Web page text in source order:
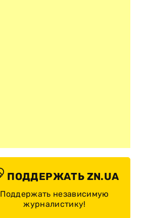
ПОДДЕРЖАТЬ ZN.UA
Поддержать независимую
журналистику!